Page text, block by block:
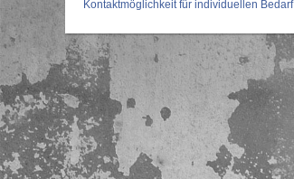
Kontaktmöglichkeit für individuellen Bedarf